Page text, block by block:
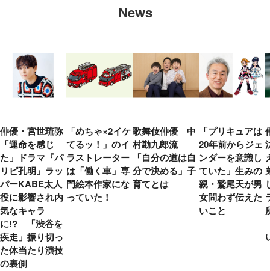
News
俳優・宮世琉弥
「運命を感じ
た」ドラマ『パ
リピ孔明』ラッ
パーKABE太人
役に影響され内
気なキャラ
に!? 「渋谷を
疾走」振り切っ
た体当たり演技
の裏側
「めちゃ×2イケ
てるッ！」のイ
ラストレーター
は「働く車」専
門絵本作家にな
っていた！
歌舞伎俳優 中
村勘九郎流
「自分の道は自
分で決める」子
育てとは
「プリキュアは
20年前からジェ
ンダーを意識し
ていた」生みの
親・鷲尾天が男
女問わず伝えた
いこと